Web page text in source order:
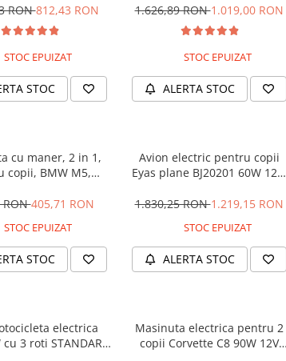
RON812,43 RON
STOC EPUIZAT
STOC
music player, albastru
1.626,89 RON1.019,00 RON
STOC EPUIZAT
ALERTA STOC
cu maner, 2 in 1,
copii, BMW M5,
RON405,71 RON
STOC EPUIZAT
STOC
Avion electric pentru copii
Eyas plane BJ20201 60W 12V,
1.830,25 RON1.219,15 RON
STOC EPUIZAT
ALERTA STOC
electrica
cu 3 roti STANDARD
Masinuta electrica pentru 2
copii Corvette C8 90W 12V